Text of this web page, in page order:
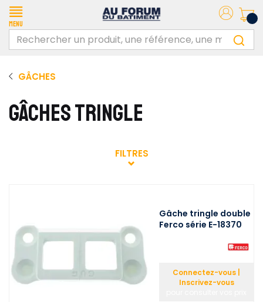
Menu
GÂCHES
GÂCHES TRINGLE
FILTRES
Gâche tringle double
Ferco série E-18370
Connectez-vous |
Inscrivez-vous